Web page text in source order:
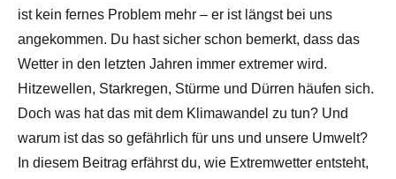
ist kein fernes Problem mehr – er ist längst bei uns
angekommen. Du hast sicher schon bemerkt, dass das
Wetter in den letzten Jahren immer extremer wird.
Hitzewellen, Starkregen, Stürme und Dürren häufen sich.
Doch was hat das mit dem Klimawandel zu tun? Und
warum ist das so gefährlich für uns und unsere Umwelt?
In diesem Beitrag erfährst du, wie Extremwetter entsteht,